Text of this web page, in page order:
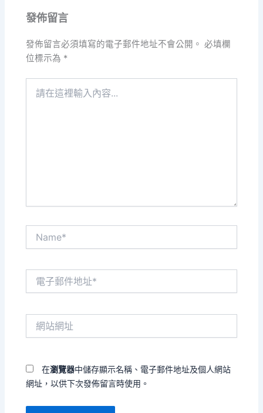
發佈留言
發佈留言必須填寫的電子郵件地址不會公開。 必填欄
位標示為 *
在瀏覽器中儲存顯示名稱、電子郵件地址及個人網站
網址，以供下次發佈留言時使用。